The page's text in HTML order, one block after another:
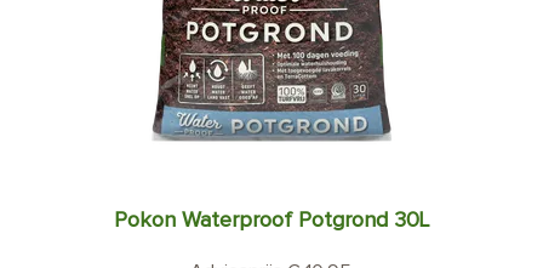
Pokon Waterproof Potgrond 30L